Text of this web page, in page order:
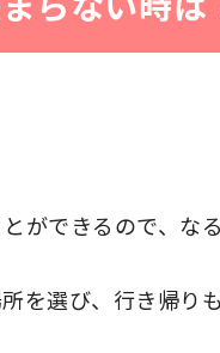
ができるので、な
を選び、行き帰り